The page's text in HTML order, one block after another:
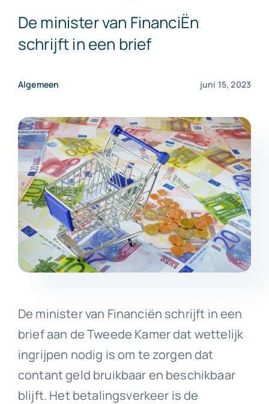
De minister van FinanciËn
schrijft in een brief
Algemeen juni 15, 2023
De minister van Financiën schrijft in een
brief aan de Tweede Kamer dat wettelijk
ingrijpen nodig is om te zorgen dat
contant geld bruikbaar en beschikbaar
blijft. Het betalingsverkeer is de